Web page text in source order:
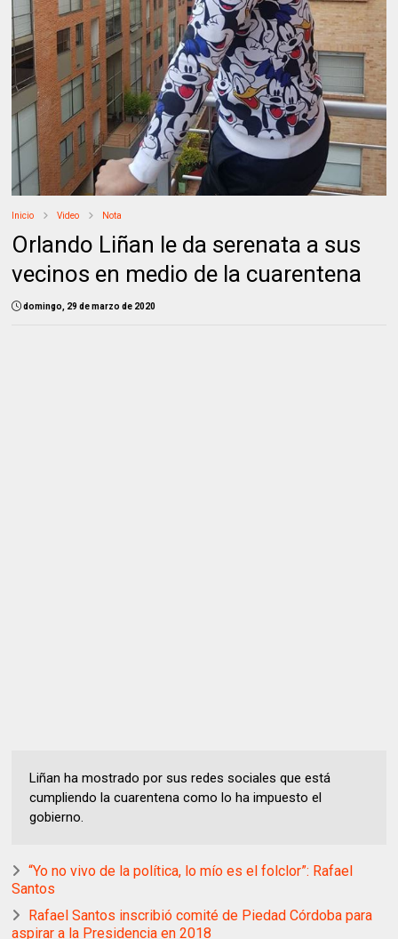
Inicio Video Nota
Orlando Liñan le da serenata a sus
vecinos en medio de la cuarentena
domingo, 29 de marzo de 2020
Liñan ha mostrado por sus redes sociales que está
cumpliendo la cuarentena como lo ha impuesto el
gobierno.
“Yo no vivo de la política, lo mío es el folclor”: Rafael
Santos
Rafael Santos inscribió comité de Piedad Córdoba para
aspirar a la Presidencia en 2018